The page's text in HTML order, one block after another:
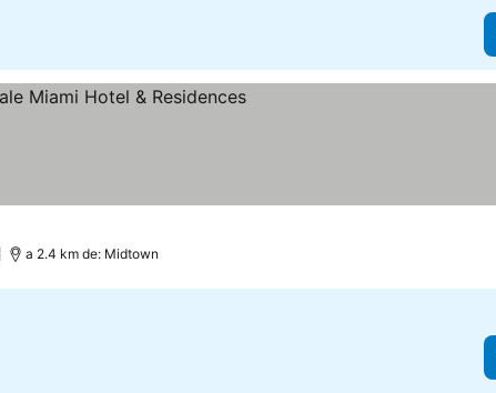
a 2.4 km de: Midtown